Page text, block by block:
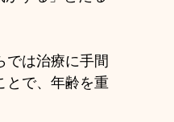
では治療に手間
とで、年齢を重